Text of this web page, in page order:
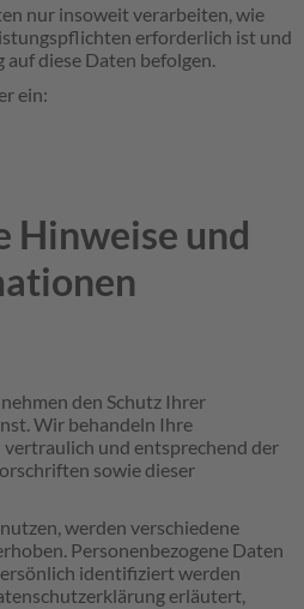
nur insoweit verarbeiten, wie
erforderlich ist und
auf diese Daten befolgen.
ein:
Hinweise und
den Schutz Ihrer
Wir behandeln Ihre
und entsprechend der
sowie dieser
werden verschiedene
Personenbezogene Daten
identifiziert werden
erläutert,